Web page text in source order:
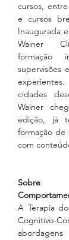
cursos,
e cursos
Inaugurada
Wainer
formação
supervisões
cidades
Wainer
edição, já
formação de
com
Sobre
A Terapia
Cognitivo-